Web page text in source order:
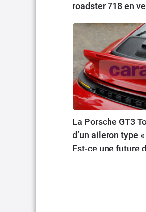
roadster 718 en
La Porsche GT3
d’un aileron type
Est-ce une future